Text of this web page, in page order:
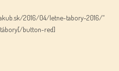
2016/04/letne-tabory-2016/“
tábory[/button-red]